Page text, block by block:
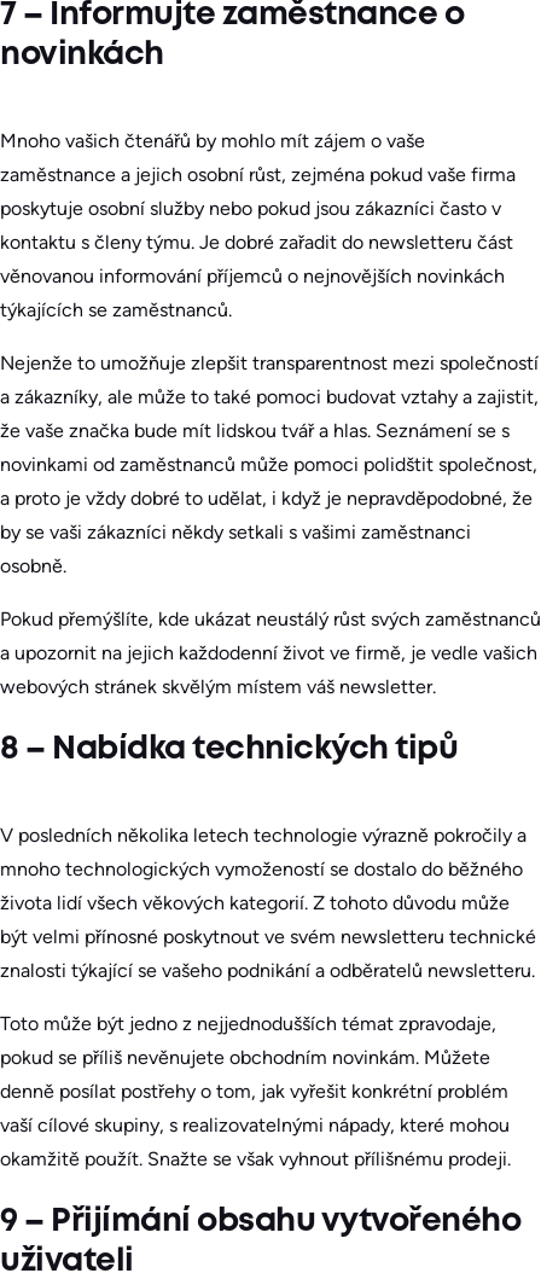
7 – Informujte zaměstnance o
novinkách
Mnoho vašich čtenářů by mohlo mít zájem o vaše
zaměstnance a jejich osobní růst, zejména pokud vaše firma
poskytuje osobní služby nebo pokud jsou zákazníci často v
kontaktu s členy týmu. Je dobré zařadit do newsletteru část
věnovanou informování příjemců o nejnovějších novinkách
týkajících se zaměstnanců.
Nejenže to umožňuje zlepšit transparentnost mezi společností
a zákazníky, ale může to také pomoci budovat vztahy a zajistit,
že vaše značka bude mít lidskou tvář a hlas. Seznámení se s
novinkami od zaměstnanců může pomoci polidštit společnost,
a proto je vždy dobré to udělat, i když je nepravděpodobné, že
by se vaši zákazníci někdy setkali s vašimi zaměstnanci
osobně.
Pokud přemýšlíte, kde ukázat neustálý růst svých zaměstnanců
a upozornit na jejich každodenní život ve firmě, je vedle vašich
webových stránek skvělým místem váš newsletter.
8 – Nabídka technických tipů
V posledních několika letech technologie výrazně pokročily a
mnoho technologických vymožeností se dostalo do běžného
života lidí všech věkových kategorií. Z tohoto důvodu může
být velmi přínosné poskytnout ve svém newsletteru technické
znalosti týkající se vašeho podnikání a odběratelů newsletteru.
Toto může být jedno z nejjednodušších témat zpravodaje,
pokud se příliš nevěnujete obchodním novinkám. Můžete
denně posílat postřehy o tom, jak vyřešit konkrétní problém
vaší cílové skupiny, s realizovatelnými nápady, které mohou
okamžitě použít. Snažte se však vyhnout přílišnému prodeji.
9 – Přijímání obsahu vytvořeného
uživateli